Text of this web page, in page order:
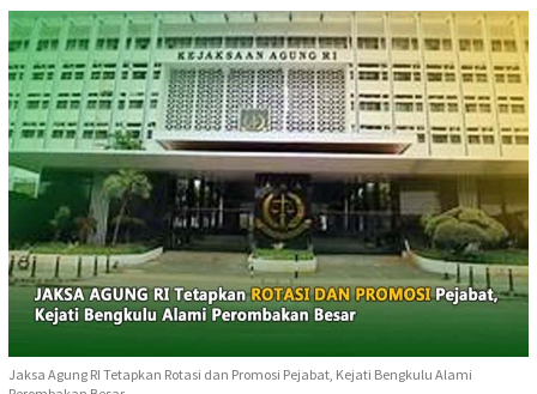
Jaksa Agung RI Tetapkan Rotasi dan Promosi Pejabat, Kejati Bengkulu Alami